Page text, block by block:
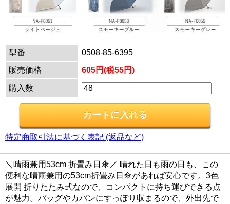
型番
0508-85-6395
販売価格
605円(税55円)
購入数
特定商取引法に基づく表記 (返品など)
＼晴雨兼用53cm 折畳み日傘／ 晴れた日も雨の日も、この
便利な晴雨兼用の53cm折畳み日傘があれば安心です。3色
展開 折りたたみ式なので、コンパクトに持ち運びできる点
が魅力。バッグやカバンにすっぽり収まるので、外出先で